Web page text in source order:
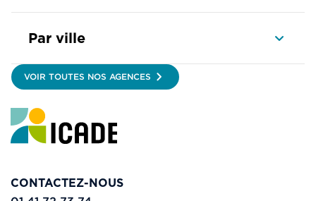
Par ville
VOIR TOUTES NOS AGENCES
CONTACTEZ-NOUS